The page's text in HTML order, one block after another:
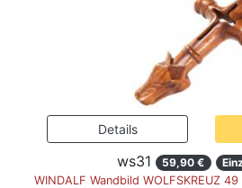
ws31 59,90 €
WINDALF Wandbild WOLFSKREUZ